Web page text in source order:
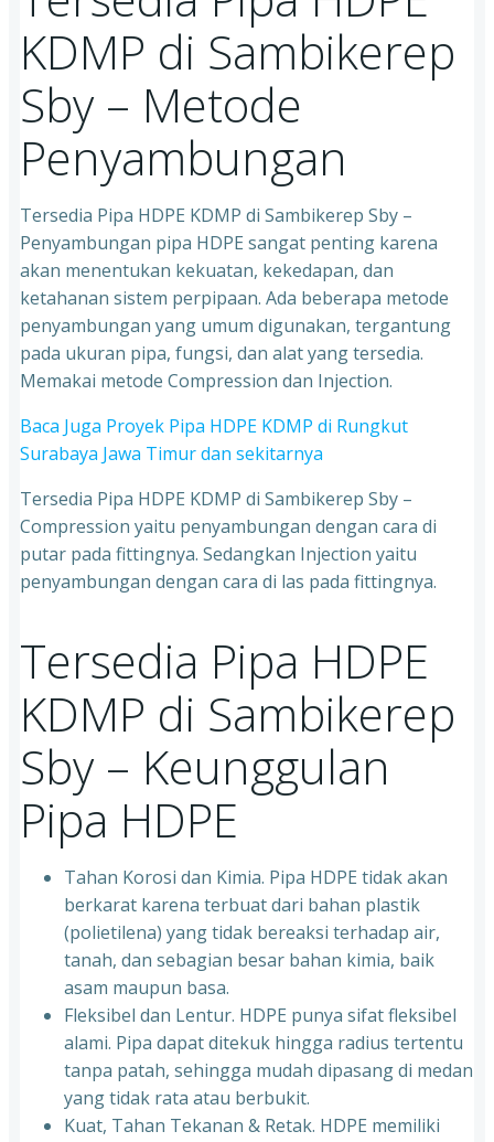
KDMP di Sambikerep
Sby – Metode
Penyambungan
Tersedia Pipa HDPE KDMP di Sambikerep Sby –
Penyambungan pipa HDPE sangat penting karena
akan menentukan kekuatan, kekedapan, dan
ketahanan sistem perpipaan. Ada beberapa metode
penyambungan yang umum digunakan, tergantung
pada ukuran pipa, fungsi, dan alat yang tersedia.
Memakai metode Compression dan Injection.
Baca Juga Proyek Pipa HDPE KDMP di Rungkut
Surabaya Jawa Timur dan sekitarnya
Tersedia Pipa HDPE KDMP di Sambikerep Sby –
Compression yaitu penyambungan dengan cara di
putar pada fittingnya. Sedangkan Injection yaitu
penyambungan dengan cara di las pada fittingnya.
Tersedia Pipa HDPE
KDMP di Sambikerep
Sby – Keunggulan
Pipa HDPE
Tahan Korosi dan Kimia. Pipa HDPE tidak akan
berkarat karena terbuat dari bahan plastik
(polietilena) yang tidak bereaksi terhadap air,
tanah, dan sebagian besar bahan kimia, baik
asam maupun basa.
Fleksibel dan Lentur. HDPE punya sifat fleksibel
alami. Pipa dapat ditekuk hingga radius tertentu
tanpa patah, sehingga mudah dipasang di medan
yang tidak rata atau berbukit.
Kuat, Tahan Tekanan & Retak. HDPE memiliki